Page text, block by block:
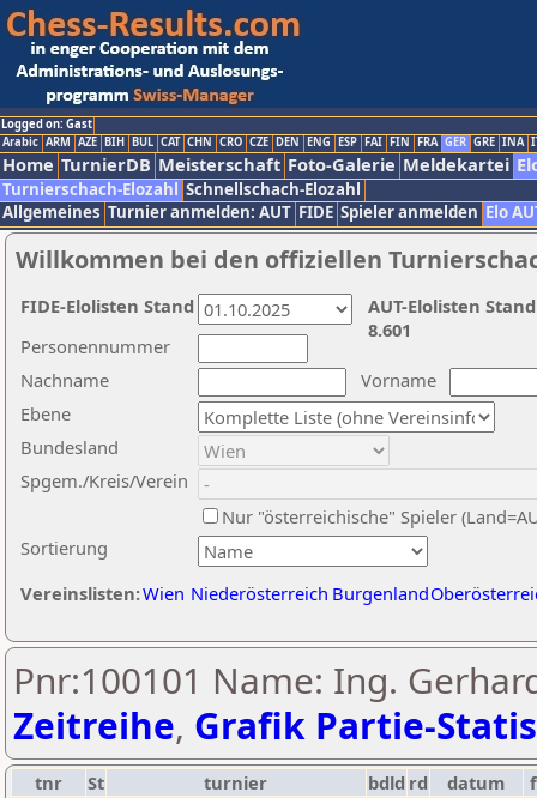
Logged on: Gast
Arabic ARM AZE BIH BUL CAT CHN CRO CZE DEN ENG ESP FAI FIN FRA GER GRE INA
Home TurnierDB Meisterschaft Foto-Galerie Meldekartei
Turnierschach-Elozahl Schnellschach-Elozahl
Allgemeines Turnier anmelden: AUT FIDE Spieler anmelden Elo
Willkommen bei den offiziellen
Nachname
Vorname
Ebene
Sortierung
Personennummer
Bundesland
Spgem./Kreis/Verein
Nur "österreichische" Spieler
Vereinslisten:Wien Niederösterreich Burgenland
AUT-Elolisten
8.601
FIDE-Elolisten Stand
Pnr:100101 Name: Ing.
Zeitreihe, Grafik Partie-
tnr St turnier bdld rd datum
f